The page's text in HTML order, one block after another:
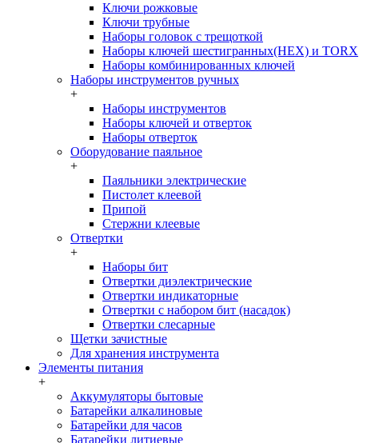
Ключи рожковые
Ключи трубные
Наборы головок c трещоткой
Наборы ключей шестигранных(HEX) и TORX
Наборы комбинированных ключей
Наборы инструментов ручных
+
Наборы инструментов
Наборы ключей и отверток
Наборы отверток
Оборудование паяльное
+
Паяльники электрические
Пистолет клеевой
Припой
Стержни клеевые
Отвертки
+
Наборы бит
Отвертки диэлектрические
Отвертки индикаторные
Отвертки с набором бит (насадок)
Отвертки слесарные
Щетки зачистные
Для хранения инструмента
Элементы питания
+
Аккумуляторы бытовые
Батарейки алкалиновые
Батарейки для часов
Батарейки литиевые